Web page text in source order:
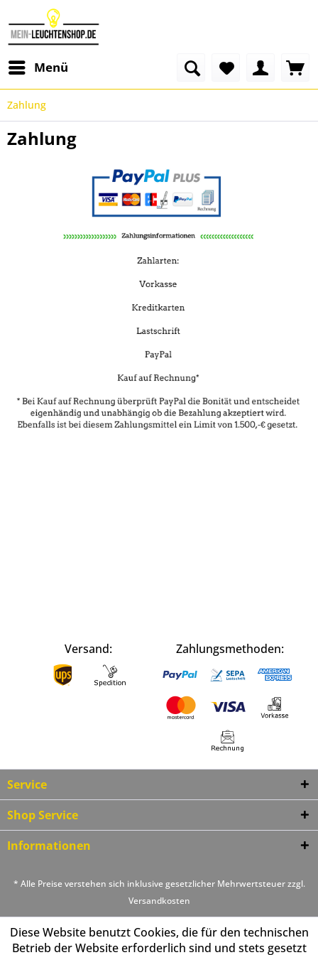
Menü
Zahlung
Zahlung
Versand: Zahlungsmethoden:
Service
Shop Service
Informationen
* Alle Preise verstehen sich inklusive gesetzlicher Mehrwertsteuer zzgl.
Versandkosten
Diese Website benutzt Cookies, die für den technischen
Betrieb der Website erforderlich sind und stets gesetzt